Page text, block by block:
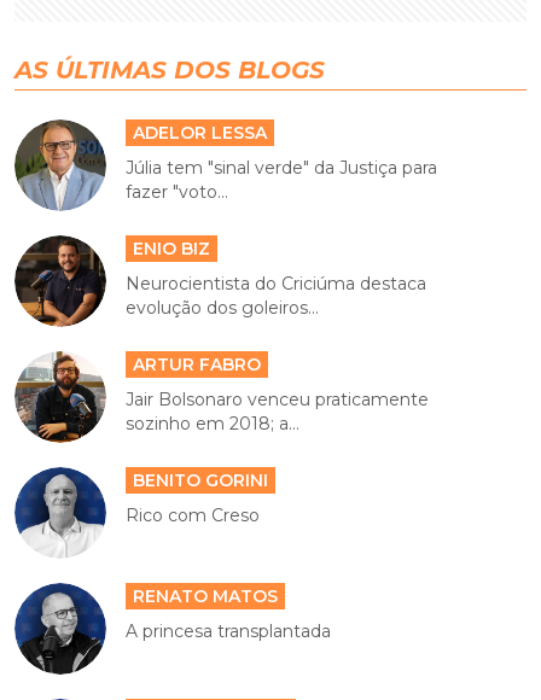
AS ÚLTIMAS DOS BLOGS
ADELOR LESSA
Júlia tem "sinal verde" da Justiça para
fazer "voto...
ENIO BIZ
Neurocientista do Criciúma destaca
evolução dos goleiros...
ARTUR FABRO
Jair Bolsonaro venceu praticamente
sozinho em 2018; a...
BENITO GORINI
Rico com Creso
RENATO MATOS
A princesa transplantada